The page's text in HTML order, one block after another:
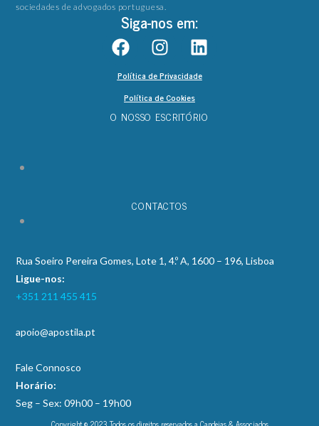
sociedades de advogados portuguesa.
Siga-nos em:
Política de Privacidade
Política de Cookies
O NOSSO ESCRITÓRIO
CONTACTOS
Rua Soeiro Pereira Gomes, Lote 1, 4.º A, 1600 – 196, Lisboa
Ligue-nos:
+351 211 455 415
apoio@apostila.pt
Fale Connosco
Horário:
Seg – Sex: 09h00 – 19h00